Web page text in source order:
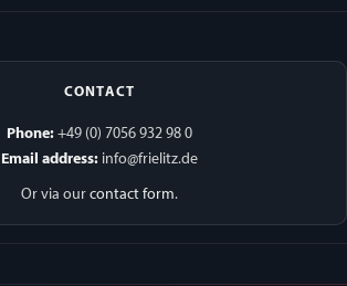
CONTACT
Phone: +49 (0) 7056 932 98 0
Email address: info@frielitz.de
Or via our contact form.